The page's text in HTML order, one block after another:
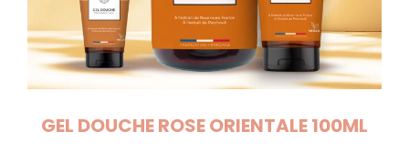
GEL DOUCHE ROSE ORIENTALE 100ML